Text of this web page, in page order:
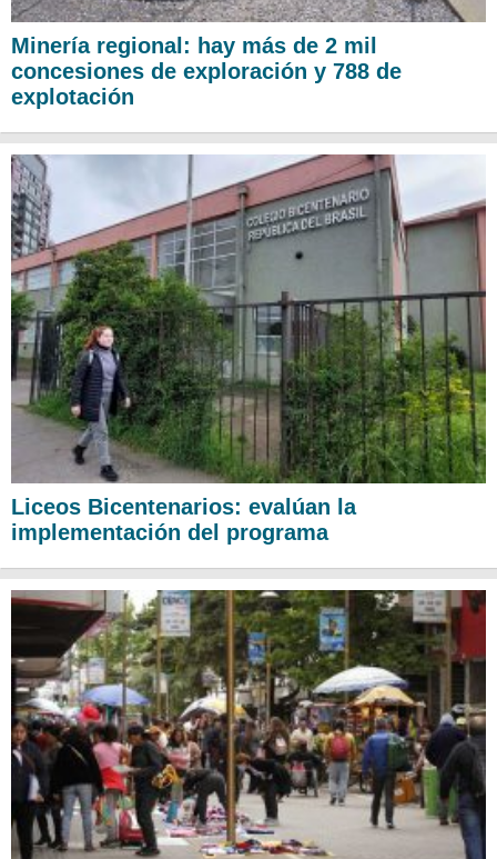
Minería regional: hay más de 2 mil
concesiones de exploración y 788 de
explotación
Liceos Bicentenarios: evalúan la
implementación del programa